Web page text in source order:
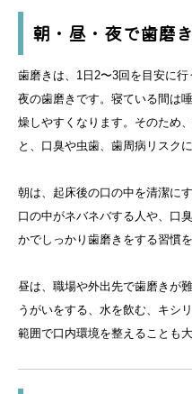
朝・昼・夜で歯磨
歯磨きは、1日2〜3回を目安に
夜の歯磨きです。寝ている間は
燥しやすくなります。そのため
と、口臭や虫歯、歯周病リスク
朝は、起床後の口の中を清潔に
口の中がネバネバする人や、口
かでしっかり歯磨きをする習慣
昼は、職場や外出先で歯磨きが
うがいをする、水を飲む、キシ
範囲で口内環境を整えることも大